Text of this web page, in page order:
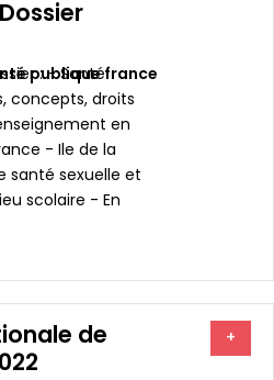
publique france
: - Santé
concepts, droits
en
- Ile de la
santé sexuelle et
scolaire - En
de
+